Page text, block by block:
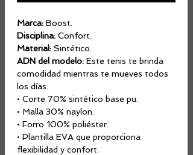
Marca: Boost.
Disciplina: Confort.
Material: Sintético.
ADN del modelo: Este tenis te brinda
comodidad mientras te mueves todos
los días.
• Corte 70% sintético base pu.
• Malla 30% naylon.
• Forro 100% poliéster.
• Plantilla EVA que proporciona
flexibilidad y confort.